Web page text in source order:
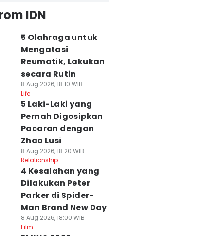
IDN
5 Olahraga untuk
Mengatasi
Reumatik, Lakukan
secara Rutin
8 Aug 2026, 18:10 WIB
Life
5 Laki-Laki yang
Pernah Digosipkan
Pacaran dengan
Zhao Lusi
8 Aug 2026, 18:20 WIB
Relationship
4 Kesalahan yang
Dilakukan Peter
Parker di Spider-
Man Brand New Day
8 Aug 2026, 18:00 WIB
Film